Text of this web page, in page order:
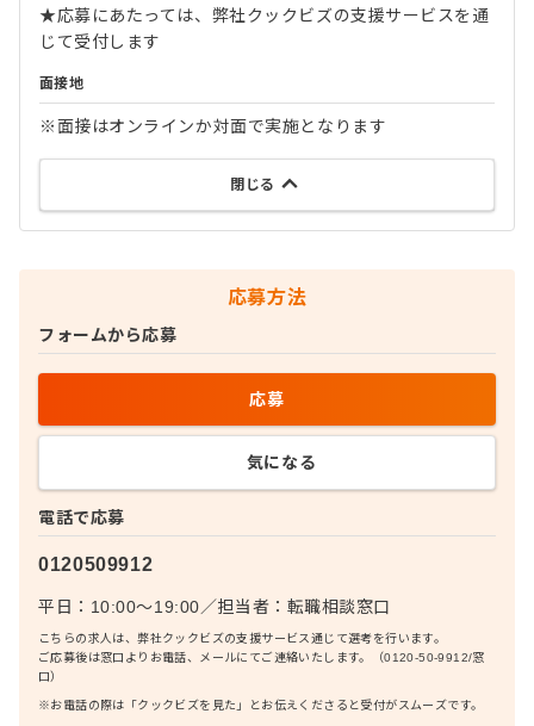
★応募にあたっては、弊社クックビズの支援サービスを通
じて受付します
面接地
※面接はオンラインか対面で実施となります
閉じる
応募方法
電話で応募
0120509912
平日：10:00〜19:00／担当者： 転職相談窓口
こちらの求人は、弊社クックビズの支援サービス通じて選考を行います。
ご応募後は窓口よりお電話、メールにてご連絡いたします。（0120-50-9912/窓
口）
※お電話の際は「クックビズを見た」とお伝えくださると受付がスムーズです。
フォームから応募
応募
気になる